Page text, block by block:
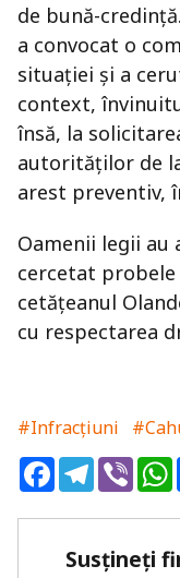
de bună-
a convocat o
situației și a
context,
însă, la
autorităților de
arest preventiv,
Oamenii legii
cercetat
cetățeanul
cu respectarea
#Infracțiuni
FacebookTelegram
Viber
Susțineți